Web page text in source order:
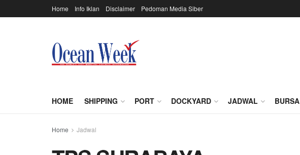
Home Info Iklan Disclaimer Pedoman Media Siber
HOME SHIPPING PORT DOCKYARD JADWAL BURSA
Home Jadwal